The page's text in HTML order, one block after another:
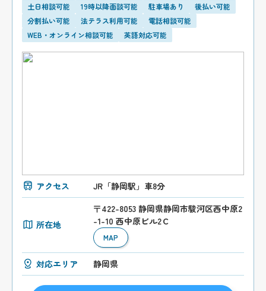
土日相談可能 19時以降面談可能 駐車場あり
後払い可能
分割払い可能
法テラス利用可能
電話相談可能
WEB・オンライン相談可能
英語対応可能
アクセス JR「静岡駅」車8分
所在地
〒422-8053 静岡県静岡市駿河区西中原2
-1-10 西中原ビル2Ｃ
MAP
対応エリア 静岡県